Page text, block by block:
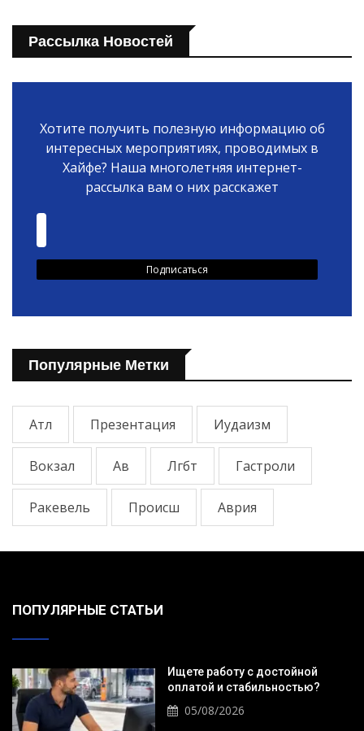
Рассылка Новостей
Хотите получить полезную информацию об
интересных мероприятиях, проводимых в
Хайфе? Наша многолетняя интернет-
рассылка вам о них расскажет
Популярные Метки
Атл Презентация Иудаизм
Вокзал Ав Лгбт Гастроли
Ракевель Происш Аврия
ПОПУЛЯРНЫЕ СТАТЬИ
Ищете работу с достойной
оплатой и стабильностью?
05/08/2026